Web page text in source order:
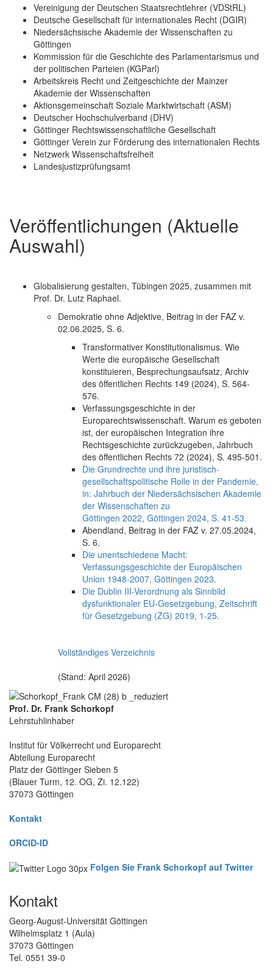
Vereinigung der Deutschen Staatsrechtlehrer (VDStRL)
Deutsche Gesellschaft für internationales Recht (DGIR)
Niedersächsische Akademie der Wissenschaften zu
Göttingen
Kommission für die Geschichte des Parlamentarismus und
der politischen Parteien (KGParl)
Arbeitskreis Recht und Zeitgeschichte der Mainzer
Akademie der Wissenschaften
Aktionsgemeinschaft Soziale Marktwirtschaft (ASM)
Deutscher Hochschulverband (DHV)
Göttinger Rechtswissenschaftliche Gesellschaft
Göttinger Verein zur Förderung des internationalen Rechts
Netzwerk Wissenschaftsfreiheit
Landesjustizprüfungsamt
Veröffentlichungen (Aktuelle
Auswahl)
Globalisierung gestalten, Tübingen 2025, zusammen mit
Prof. Dr. Lutz Raphael.
Demokratie ohne Adjektive, Beitrag in der FAZ v.
02.06.2025, S. 6.
Transformativer Konstitutionalismus. Wie
Werte die europäische Gesellschaft
konstituieren, Besprechungsaufsatz, Archiv
des öffentlichen Rechts 149 (2024), S. 564-
576.
Verfassungsgeschichte in der
Europarechtswissenschaft. Warum es geboten
ist, der europäischen Integration ihre
Rechtsgeschichte zurückzugeben, Jahrbuch
des öffentlichen Rechts 72 (2024), S. 495-501.
Die Grundrechte und ihre juristisch-
gesellschaftspolitische Rolle in der Pandemie,
in: Jahrbuch der Niedersächsischen Akademie
der Wissenschaften zu
Göttingen 2022, Göttingen 2024, S. 41-53.
Abendland, Beitrag in der FAZ v. 27.05.2024,
S. 6.
Die unentschiedene Macht:
Verfassungsgeschichte der Europäischen
Union 1948-2007, Göttingen 2023.
Die Dublin III-Verordnung als Sinnbild
dysfunktionaler EU-Gesetzgebung, Zeitschrift
für Gesetzgebung (ZG) 2019, 1-25.
Vollständiges Verzeichnis
(Stand: April 2026)
Prof. Dr. Frank Schorkopf
Lehrstuhlinhaber
Institut für Völkerrecht und Europarecht
Abteilung Europarecht
Platz der Göttinger Sieben 5
(Blauer Turm, 12. OG, Zi. 12.122)
37073 Göttingen
Kontakt
ORCID-ID
Folgen Sie Frank Schorkopf auf Twitter
Kontakt
Georg-August-Universität Göttingen
Wilhelmsplatz 1 (Aula)
37073 Göttingen
Tel. 0551 39-0